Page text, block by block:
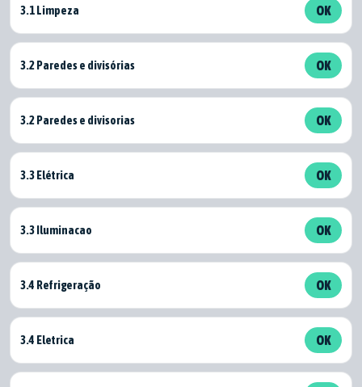
3.1 Limpeza OK
3.2 Paredes e divisórias OK
3.2 Paredes e divisorias OK
3.3 Elétrica OK
3.3 Iluminacao OK
3.4 Refrigeração OK
3.4 Eletrica OK